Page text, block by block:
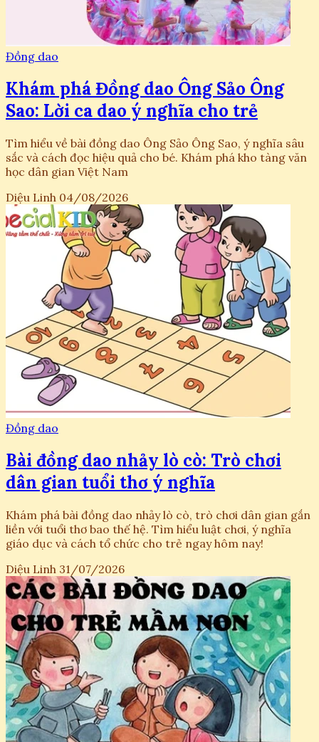
Đồng dao
Khám phá Đồng dao Ông Sảo Ông
Sao: Lời ca dao ý nghĩa cho trẻ
Tìm hiểu về bài đồng dao Ông Sảo Ông Sao, ý nghĩa sâu
sắc và cách đọc hiệu quả cho bé. Khám phá kho tàng văn
học dân gian Việt Nam
Diệu Linh 04/08/2026
Đồng dao
Bài đồng dao nhảy lò cò: Trò chơi
dân gian tuổi thơ ý nghĩa
Khám phá bài đồng dao nhảy lò cò, trò chơi dân gian gắn
liền với tuổi thơ bao thế hệ. Tìm hiểu luật chơi, ý nghĩa
giáo dục và cách tổ chức cho trẻ ngay hôm nay!
Diệu Linh 31/07/2026